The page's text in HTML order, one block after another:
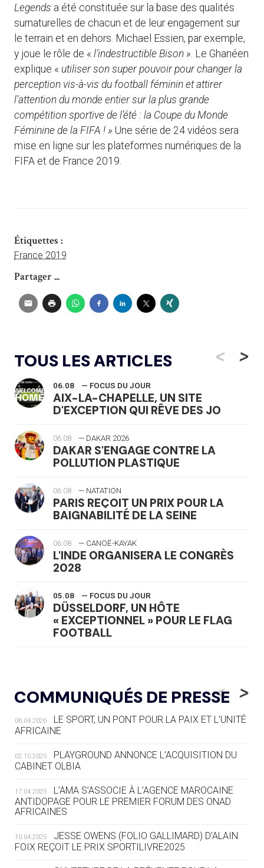
Legends a été constituée sur la base des qualités
surnaturelles de chacun et de leur engagement sur
le terrain et en dehors. Michael Essien, par exemple,
y joue le rôle de « l’indestructible Bison ». Le Ghanéen
explique « utiliser son super pouvoir pour changer la
perception vis-à-vis du football féminin et attirer
l’attention du monde entier sur la plus grande
compétition sportive de l’été : la Coupe du Monde
Féminine de la FIFA ! » Une série de 24 vidéos sera
mise en ligne sur les plateformes numériques de la
FIFA et de France 2019.
Étiquettes :
France 2019
Partager ...
TOUS LES ARTICLES <
06.08 — FOCUS DU JOUR
AIX-LA-CHAPELLE, UN SITE
D'EXCEPTION QUI RÊVE DES JO
06.08 — DAKAR 2026
DAKAR S'ENGAGE CONTRE LA
POLLUTION PLASTIQUE
06.08 — NATATION
PARIS REÇOIT UN PRIX POUR LA
BAIGNABILITÉ DE LA SEINE
06.08 — CANOË-KAYAK
L'INDE ORGANISERA LE CONGRÈS
2028
05.08 — FOCUS DU JOUR
DÜSSELDORF, UN HÔTE
« EXCEPTIONNEL » POUR LE FLAG
FOOTBALL
LE RÊVE DE VOIR LA LUGE ALPINE
AUX JO « N'EST PAS FINI »
05.08 — TIR À L'ARC
DES MONDIAUX À BRISBANE SUR LA
ROUTE DES JO 2032
LE VILLAGE OLYMPIQUE DES ARAVIS
SE DESSINE
LE COJOP A TROUVÉ SON VILLAGE
OLYMPIQUE LYONNAIS
>
COMMUNIQUÉS DE PRESSE
<
06.04.2026
LE SPORT, UN PONT POUR LA PAIX ET L’UNITÉ
AFRICAINE
02.10.2025
PLAYGROUND ANNONCE L’ACQUISITION DU
CABINET OLBIA
17.04.2025
L’AMA S’ASSOCIE À L’AGENCE MAROCAINE
ANTIDOPAGE POUR LE PREMIER FORUM DES ONAD
AFRICAINES
10.04.2025
JESSE OWENS (FOLIO GALLIMARD) D’ALAIN
FOIX REÇOIT LE PRIX SPORTILIVRE2025
>